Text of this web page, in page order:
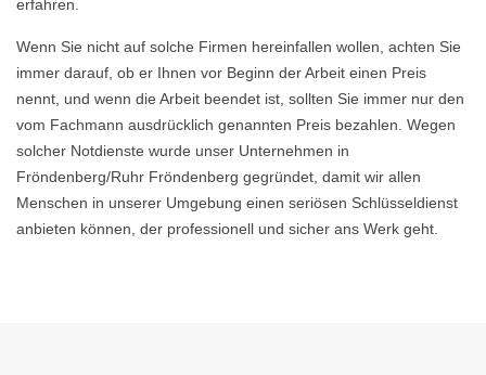
erfahren.
Wenn Sie nicht auf solche Firmen hereinfallen wollen, achten Sie
immer darauf, ob er Ihnen vor Beginn der Arbeit einen Preis
nennt, und wenn die Arbeit beendet ist, sollten Sie immer nur den
vom Fachmann ausdrücklich genannten Preis bezahlen. Wegen
solcher Notdienste wurde unser Unternehmen in
Fröndenberg/Ruhr Fröndenberg gegründet, damit wir allen
Menschen in unserer Umgebung einen seriösen Schlüsseldienst
anbieten können, der professionell und sicher ans Werk geht.